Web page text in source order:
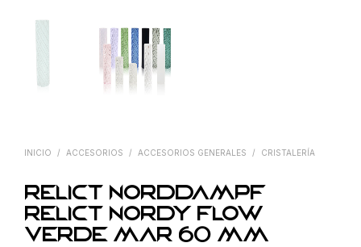
INICIO / ACCESORIOS / ACCESORIOS GENERALES / CRISTALERÍA
Relict Norddampf
Relict Nordy Flow
verde mar 60 mm